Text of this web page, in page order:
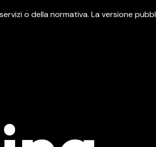
o della normativa. La versione